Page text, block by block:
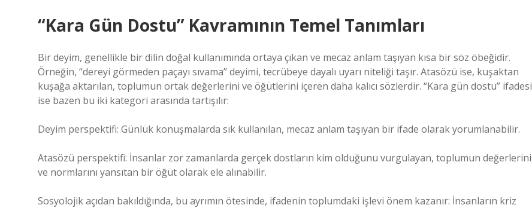
“Kara Gün Dostu” Kavramının Temel Tanımları
Bir deyim, genellikle bir dilin doğal kullanımında ortaya çıkan ve mecaz anlam taşıyan kısa bir söz öbeğidir.
Örneğin, “dereyi görmeden paçayı sıvama” deyimi, tecrübeye dayalı uyarı niteliği taşır. Atasözü ise, kuşaktan
kuşağa aktarılan, toplumun ortak değerlerini ve öğütlerini içeren daha kalıcı sözlerdir. “Kara gün dostu” ifadesi
ise bazen bu iki kategori arasında tartışılır:
Deyim perspektifi: Günlük konuşmalarda sık kullanılan, mecaz anlam taşıyan bir ifade olarak yorumlanabilir.
Atasözü perspektifi: İnsanlar zor zamanlarda gerçek dostların kim olduğunu vurgulayan, toplumun değerlerini
ve normlarını yansıtan bir öğüt olarak ele alınabilir.
Sosyolojik açıdan bakıldığında, bu ayrımın ötesinde, ifadenin toplumdaki işlevi önem kazanır: İnsanların kriz